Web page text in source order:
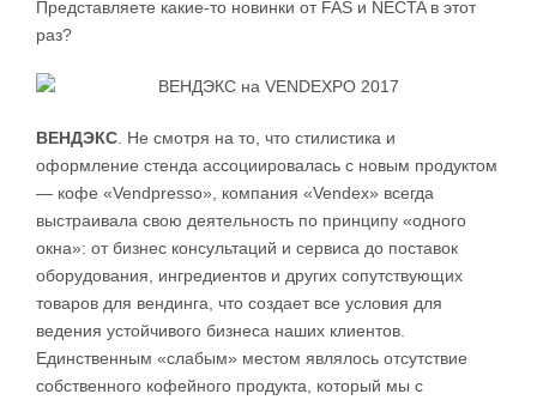
Представляете какие-то новинки от FAS и NECTA в этот
раз?
ВЕНДЭКС . Не смотря на то, что стилистика и
оформление стенда ассоциировалась с новым продуктом
— кофе «Vendpresso», компания «Vendex» всегда
выстраивала свою деятельность по принципу «одного
окна»: от бизнес консультаций и сервиса до поставок
оборудования, ингредиентов и других сопутствующих
товаров для вендинга, что создает все условия для
ведения устойчивого бизнеса наших клиентов.
Единственным «слабым» местом являлось отсутствие
собственного кофейного продукта, который мы с